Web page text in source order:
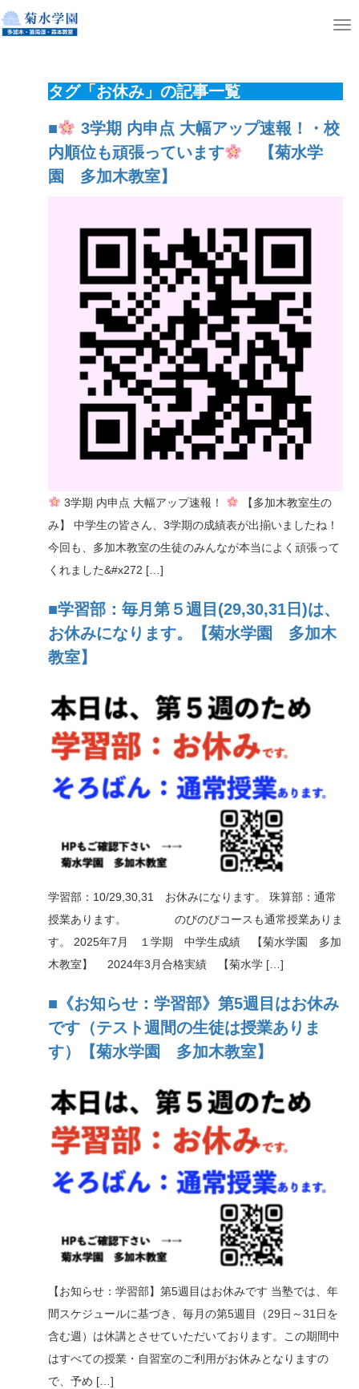
T
ホーム ニュース
タグ「お休み」の記事一覧
■
3学期 内申点 大幅アップ速報！・校
内順位も頑張っています
【菊水学
園 多加木教室】
3学期 内申点 大幅アップ速報！
【多加木教室生の
み】 中学生の皆さん、3学期の成績表が出揃いましたね！
今回も、多加木教室の生徒のみんなが本当によく頑張って
くれました&#x272 […]
■学習部：毎月第５週目(29,30,31日)は、
お休みになります。【菊水学園 多加木
教室】
学習部：10/29,30,31 お休みになります。 珠算部：通常
授業あります。 のびのびコースも通常授業ありま
す。 2025年7月 １学期 中学生成績 【菊水学園 多加
木教室】 2024年3月合格実績 【菊水学 […]
■《お知らせ：学習部》第5週目はお休み
です（テスト週間の生徒は授業ありま
す）【菊水学園 多加木教室】
【お知らせ：学習部】第5週目はお休みです 当塾では、年
間スケジュールに基づき、毎月の第5週目（29日～31日を
含む週）は休講とさせていただいております。この期間中
はすべての授業・自習室のご利用がお休みとなりますの
で、予め […]